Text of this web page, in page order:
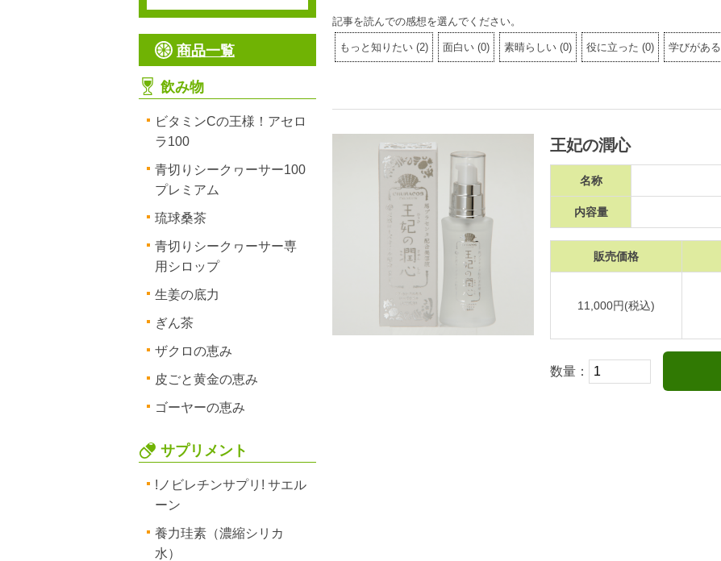
記事を読んでの感想を選んでください。
もっと知りたい (2) 面白い (0) 素晴らしい (0) 役に立った (0) 学びがある
王妃の潤心
名称
内容量
販売価格
11,000円(税込)
数量：
商品一覧
飲み物
ビタミンCの王様！アセロ
ラ100
青切りシークヮーサー100
プレミアム
琉球桑茶
青切りシークヮーサー専
用シロップ
生姜の底力
ぎん茶
ザクロの恵み
皮ごと黄金の恵み
ゴーヤーの恵み
サプリメント
!ノビレチンサプリ! サエル
ーン
養力珪素（濃縮シリカ
水）